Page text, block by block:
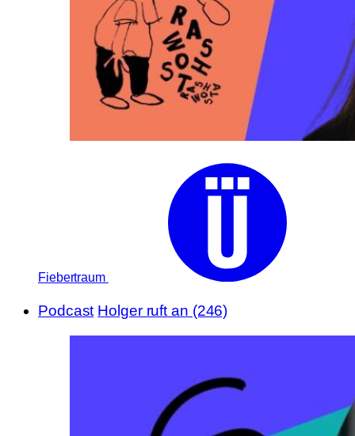
Fiebertraum
Podcast Holger ruft an (246)